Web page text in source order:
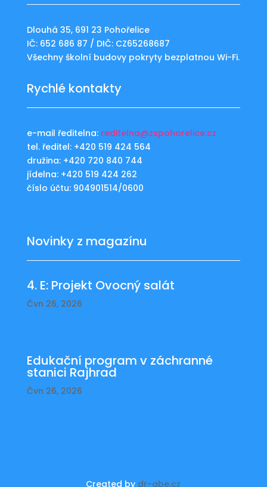
Dlouhá 35, 691 23 Pohořelice
IČ: 652 686 87 / DIČ: CZ65268687
Všechny školní budovy pokryty bezplatnou Wi-Fi.
Rychlé kontakty
e-mail ředitelna: reditelna@zspohorelice.cz
tel. ředitel: +420 519 424 564
družina: +420 720 840 744
jídelna: +420 519 424 262
číslo účtu: 904901514/0600
Novinky z magazínu
4. E: Projekt Ovocný salát
Čvn 26, 2026
Edukační program v záchranné
stanici Rajhrad
Čvn 26, 2026
Created by dr-abe.cz